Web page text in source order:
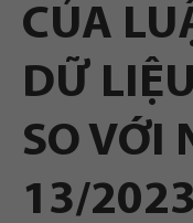
CỦA
DỮ
SO VỚI
13/